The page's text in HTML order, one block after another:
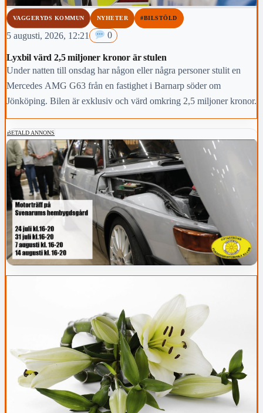
VAGGERYDS KOMMUN NYHETER #BILSTÖLD
5 augusti, 2026, 12:21 0
Lyxbil värd 2,5 miljoner kronor är stulen
Under natten till onsdag har någon eller några personer stulit en
Mercedes AMG G63 från en fastighet i Barnarp söder om
Jönköping. Bilen är exklusiv och värd omkring 2,5 miljoner kronor.
BETALD ANNONS